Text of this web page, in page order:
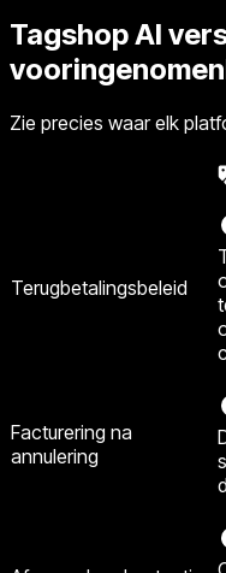
Tagshop AI
Zie precies waar elk
Terugbetalingsbeleid
Facturering na
annulering